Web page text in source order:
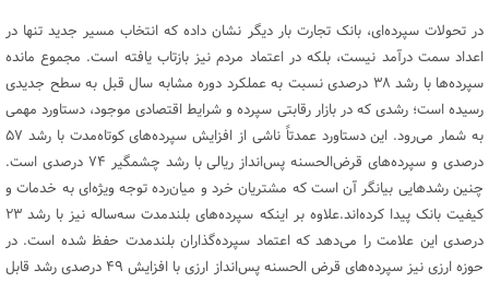
در تحولات سپرده‌ای، بانک‌ تجارت بار دیگر نشان داده که انتخاب مسیر جدید تنها در
اعداد سمت درآمد نیست، بلکه در اعتماد مردم نیز بازتاب یافته است. مجموع مانده
سپرده‌ها با رشد ۳۸ درصدی نسبت به عملکرد دوره مشابه سال قبل به سطح جدیدی
رسیده است؛ رشدی که در بازار رقابتی سپرده و شرایط اقتصادی موجود، دستاورد مهمی
به شمار می‌رود. این دستاورد عمدتاً ناشی از افزایش سپرده‌های کوتاه‌مدت با رشد ۵۷
درصدی و سپرده‌های قرض‌الحسنه پس‌انداز ریالی با رشد چشمگیر ۷۴ درصدی است.
چنین رشدهایی بیانگر آن است که مشتریان خرد و میان‌رده توجه ویژه‌ای به خدمات و
کیفیت بانک پیدا کرده‌اند.علاوه بر اینکه سپرده‌های بلندمدت سه‌ساله نیز با رشد ۲۳
درصدی این علامت را می‌دهد که اعتماد سپرده‌گذاران بلندمدت حفظ شده است. در
حوزه ارزی نیز سپرده‌های قرض الحسنه پس‌انداز ارزی با افزایش ۴۹ درصدی رشد قابل